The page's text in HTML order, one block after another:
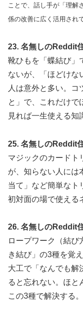
ことで、話し手が「理解
係の改善に広く活用され
23. 名無しのReddit
靴ひもを「蝶結び」
ないが、「ほどけな
人は意外と多い。コ
と」で、これだけで
見れば一生使える知
25. 名無しのReddit
マジックのカードト
が、知らない人には
当て」など簡単なト
初対面の場で使える
26. 名無しのReddit
ロープワーク（結び
き結び」の3種を覚
大工で「なんでも解
ると忘れない。ほと
この3種で解決する。